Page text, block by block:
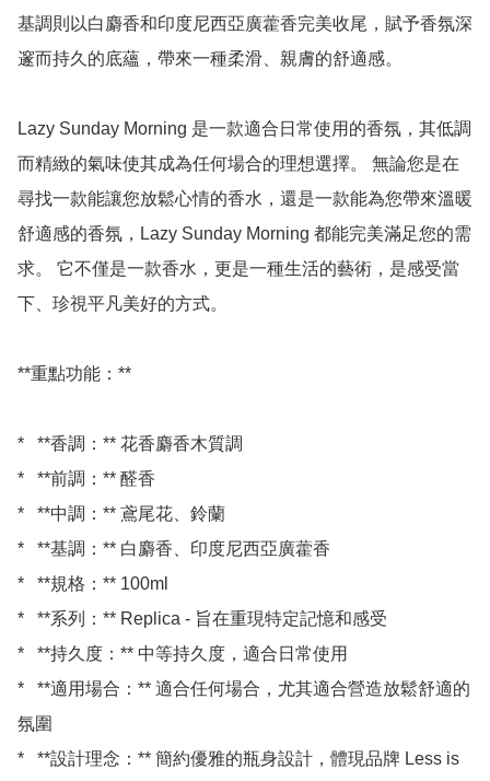
基調則以白麝香和印度尼西亞廣藿香完美收尾，賦予香氛深
邃而持久的底蘊，帶來一種柔滑、親膚的舒適感。
Lazy Sunday Morning 是一款適合日常使用的香氛，其低調
而精緻的氣味使其成為任何場合的理想選擇。 無論您是在
尋找一款能讓您放鬆心情的香水，還是一款能為您帶來溫暖
舒適感的香氛，Lazy Sunday Morning 都能完美滿足您的需
求。 它不僅是一款香水，更是一種生活的藝術，是感受當
下、珍視平凡美好的方式。
**重點功能：**
*   **香調：** 花香麝香木質調
*   **前調：** 醛香
*   **中調：** 鳶尾花、鈴蘭
*   **基調：** 白麝香、印度尼西亞廣藿香
*   **規格：** 100ml
*   **系列：** Replica - 旨在重現特定記憶和感受
*   **持久度：** 中等持久度，適合日常使用
*   **適用場合：** 適合任何場合，尤其適合營造放鬆舒適的
氛圍
*   **設計理念：** 簡約優雅的瓶身設計，體現品牌 Less is